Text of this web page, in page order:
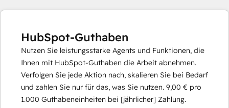
HubSpot-Guthaben
Nutzen Sie leistungsstarke Agents und Funktionen, die
Ihnen mit HubSpot-Guthaben die Arbeit abnehmen.
Verfolgen Sie jede Aktion nach, skalieren Sie bei Bedarf
und zahlen Sie nur für das, was Sie nutzen. 9,00 € pro
1.000 Guthabeneinheiten bei [jährlicher] Zahlung.